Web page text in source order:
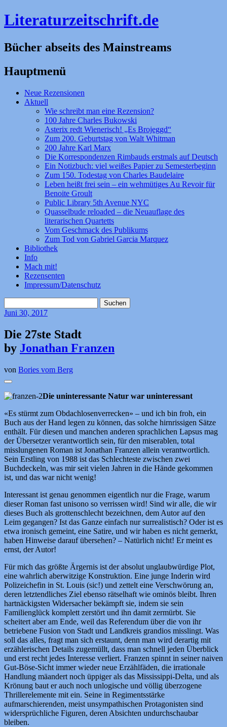
Literaturzeitschrift.de
Bücher abseits des Mainstreams
Hauptmenü
Zum
Inhalt
Neue Rezensionen
Aktuell
Wie schreibt man eine Rezension?
100 Jahre Charles Bukowski
Asterix redt Wienerisch! „Es Brojeggd“
Zum 200. Geburtstag von Walt Whitman
200 Jahre Karl Marx
Die Korrespondenzen Rimbauds erstmals auf Deutsch
Ein Notizbuch: viel weißes Papier zu Semesterbeginn
Zum 150. Todestag von Charles Baudelaire
Leben heißt frei sein – ein wehmütiges Au Revoir für
Benoite Groult
Public Library 5th Avenue NYC
Quasselbude reloaded – die Neuauflage des
literarischen Quartetts
Vom Geschmack des Publikums
Zum Tod von Gabriel Garcia Marquez
Bibliothek
Info
Mach mit!
Rezensenten
Impressum/Datenschutz
nach:
Juni 30, 2017
Die 27ste Stadt
by Jonathan Franzen
von Bories vom Berg
Die uninteressante Natur war uninteressant
«Es stürmt zum Obdachlosenverrecken» – und ich bin froh, ein
Buch aus der Hand legen zu können, das solche hirnrissigen Sätze
enthält. Für diesen und manchen anderen sprachlichen Lapsus mag
der Übersetzer verantwortlich sein, für den miserablen, total
misslungenen Roman ist Jonathan Franzen allein verantwortlich.
Sein Erstling von 1988 ist das Schlechteste zwischen zwei
Buchdeckeln, was mir seit vielen Jahren in die Hände gekommen
ist, und das war nicht wenig!
Interessant ist genau genommen eigentlich nur die Frage, warum
dieser Roman fast unisono so verrissen wird! Sind wir alle, die wir
dieses Buch als grottenschlecht bezeichnen, dem Autor auf den
Leim gegangen? Ist das Ganze einfach nur surrealistisch? Oder ist es
etwa ironisch gemeint, eine Satire, und wir haben es nicht gemerkt,
haben Hinweise darauf übersehen? – Natürlich nicht! Er meint es
ernst, der Autor!
Für mich das größte Ärgernis ist der absolut unglaubwürdige Plot,
eine wahrlich aberwitzige Konstruktion. Eine junge Inderin wird
Polizeichefin in St. Louis (sic!) und zettelt eine Verschwörung an,
deren letztendliches Ziel ebenso rätselhaft wie ominös bleibt. Ihren
hartnäckigsten Widersacher bekämpft sie, indem sie sein
Familienglück komplett zerstört und ihn damit zermürbt. Sie
scheitert aber am Ende, weil das Referendum über die von ihr
betriebene Fusion von Stadt und Landkreis grandios misslingt. Was
soll das alles, fragt man sich erstaunt, denn man wird derartig mit
erzählerischen Details zugemüllt, dass man schnell jeden Überblick
und erst recht jedes Interesse verliert. Franzen spinnt in seiner naiven
Gut-Böse-Sicht immer wieder neue Erzählfäden, die irrationale
Handlung mäandert noch üppiger als das Mississippi-Delta, und als
Krönung baut er auch noch unlogische und völlig überzogene
Thrillerelemente mit ein. Seine in Regimentsstärke
aufmarschierenden, meist unsympathischen Protagonisten sind
widersprüchliche Figuren, deren Absichten undurchschaubar
bleiben.